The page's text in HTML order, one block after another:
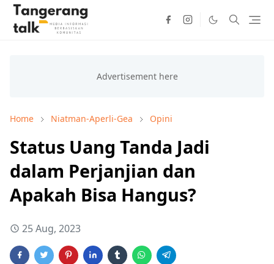
Home Niatman-Aperli-Gea Opini
Status Uang Tanda Jadi
dalam Perjanjian dan
Apakah Bisa Hangus?
25 Aug, 2023